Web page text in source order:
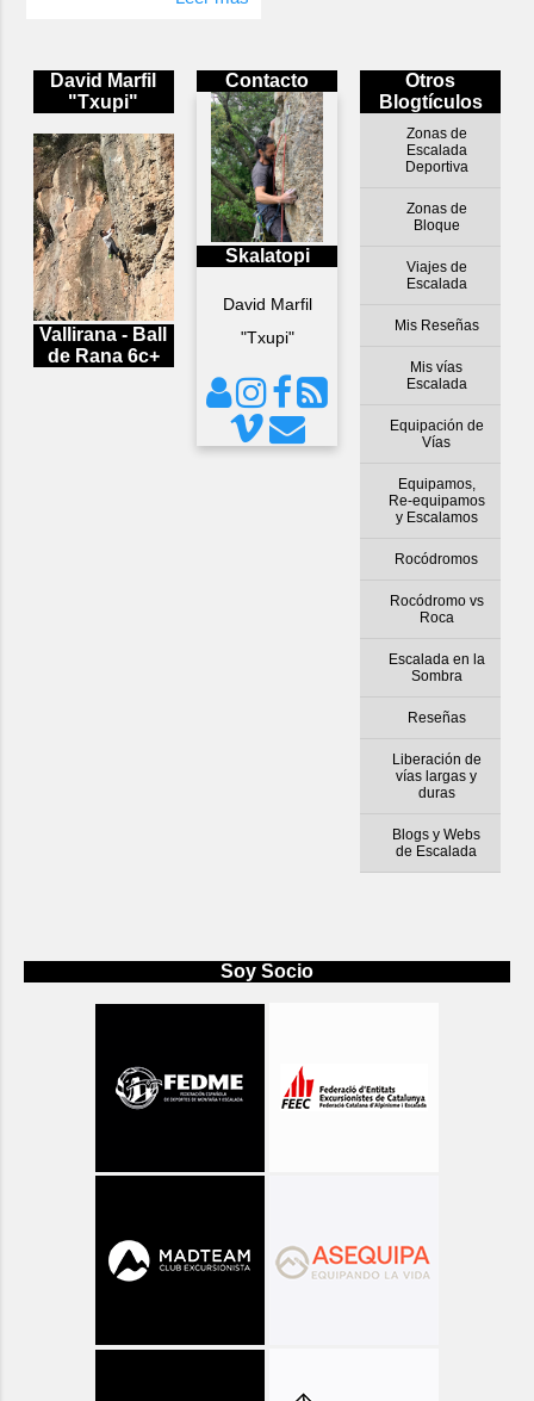
Otros
Blogtículos
Zonas de
Escalada
Deportiva
Zonas de
Bloque
Viajes de
Escalada
Mis Reseñas
Mis vías
Escalada
Equipación de
Vías
Equipamos,
Re-equipamos
y Escalamos
Rocódromos
Rocódromo vs
Roca
Escalada en la
Sombra
Reseñas
Liberación de
vías largas y
duras
Blogs y Webs
de Escalada
David Marfil
"Txupi"
Vallirana - Ball
de Rana 6c+
Contacto
Skalatopi
David Marfil
"Txupi"
Soy Socio